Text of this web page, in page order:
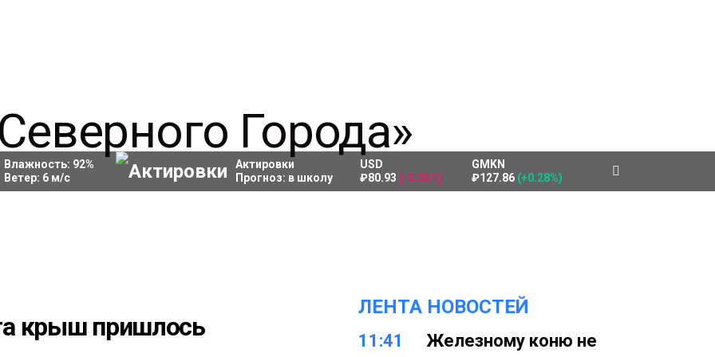
Влажность: 92%
Ветер: 6м/с
Актировки
Прогноз: в школу
USD
₽80.93 (-0.25%)
GMKN
₽127.86 (+0.28%)
крыш пришлось
ЛЕНТА НОВОСТЕЙ
11:41
Железному коню не